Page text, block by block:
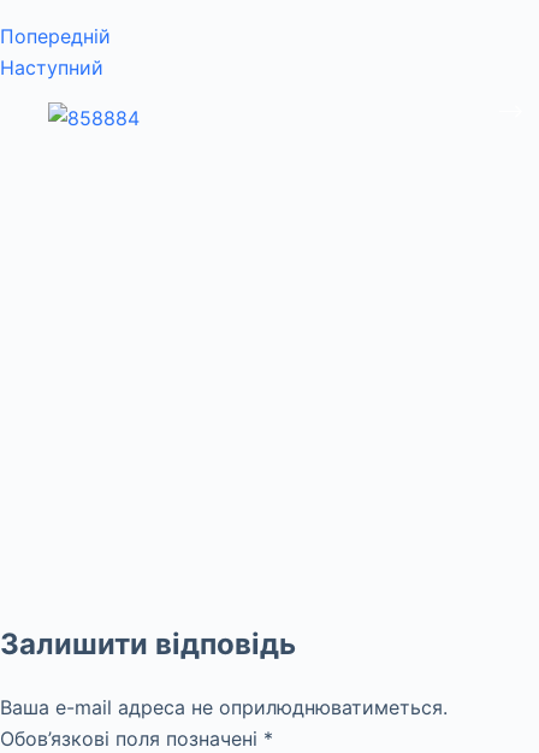
Попередній
Наступний
Залишити відповідь
Ваша e-mail адреса не оприлюднюватиметься.
Обов’язкові поля позначені *